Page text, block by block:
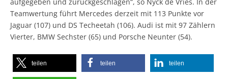
Teamwertung führt Mercedes derzeit mit 113 Punkte vor
Jaguar (107) und DS Techeetah (106). Audi ist mit 97 Zählern
Vierter, BMW Sechster (65) und Porsche Neunter (54).
teilen teilen teilen